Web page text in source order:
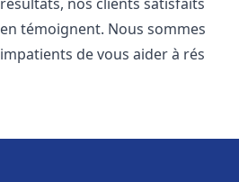
en témoignent. Nous sommes
impatients de vous aider à rés